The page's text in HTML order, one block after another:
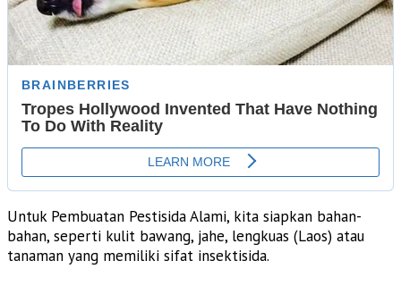
Untuk Pembuatan Pestisida Alami, kita siapkan bahan-
bahan, seperti kulit bawang, jahe, lengkuas (Laos) atau
tanaman yang memiliki sifat insektisida.